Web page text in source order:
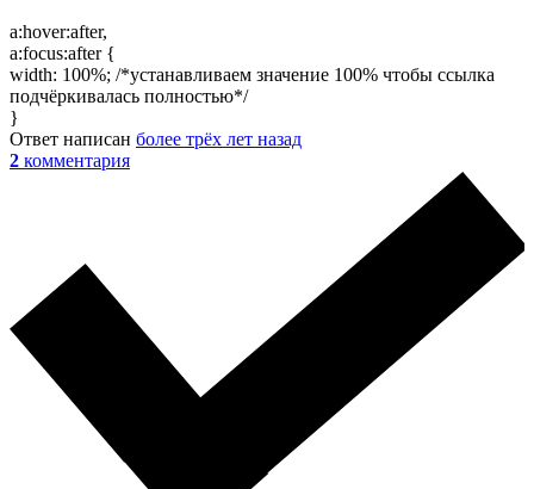
a:hover:after,
a:focus:after {
width: 100%; /*устанавливаем значение 100% чтобы ссылка
подчёркивалась полностью*/
}
Ответ написан более трёх лет назад
2 комментария